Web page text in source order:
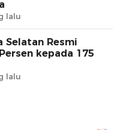
lalu
Selatan Resmi
kepada 175
lalu